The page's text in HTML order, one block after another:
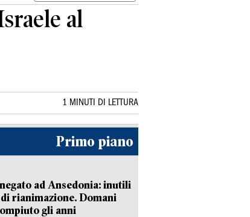
al
1 MINUTI DI LETTURA
Primo piano
ad Ansedonia: inutili
rianimazione. Domani
gli anni